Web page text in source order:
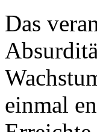
Das
einmal